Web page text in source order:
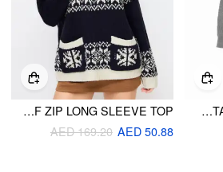
KNIT ASYMMETRICAL NECK METAL DETAIL MINI DRESS
KNIT COLLAR AZTEC HALF ZIP LONG SLEEVE TOP
AED 50.88
AED 169.20